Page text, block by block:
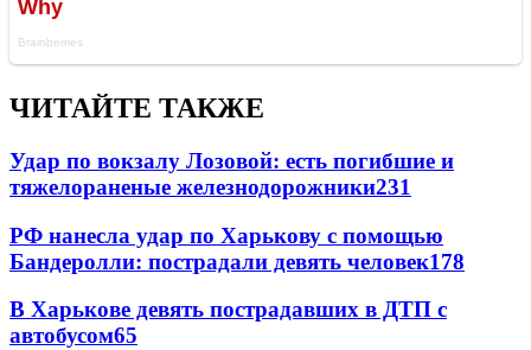
ЧИТАЙТЕ ТАКЖЕ
Удар по вокзалу Лозовой: есть погибшие и
тяжелораненые железнодорожники231
РФ нанесла удар по Харькову с помощью
Бандеролли: пострадали девять человек178
В Харькове девять пострадавших в ДТП с
автобусом65